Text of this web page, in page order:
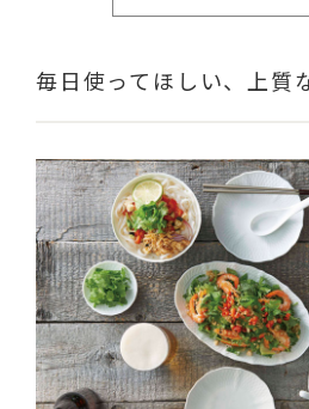
毎日使ってほしい、上質